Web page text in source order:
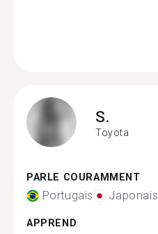
S.
Toyota
PARLE COURAMMENT
Portugais Japonais
APPREND